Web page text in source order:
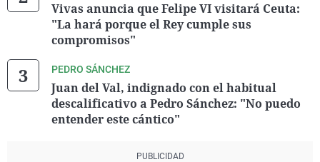
Vivas anuncia que Felipe VI visitará Ceuta:
"La hará porque el Rey cumple sus
compromisos"
PEDRO SÁNCHEZ
Juan del Val, indignado con el habitual
descalificativo a Pedro Sánchez: "No puedo
entender este cántico"